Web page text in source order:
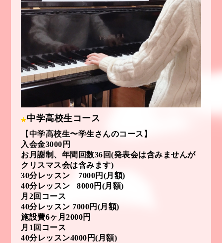
中学高校生コース
【中学高校生〜学生さんのコース】
入会金3000円
お月謝制、年間回数36回(発表会は含みませんが
クリスマス会は含みます)
30分レッスン 7000円(月額)
40分レッスン 8000円(月額)
月2回コース
40分レッスン 7000円(月額)
施設費6ヶ月2000円
月1回コース
40分レッスン4000円(月額)